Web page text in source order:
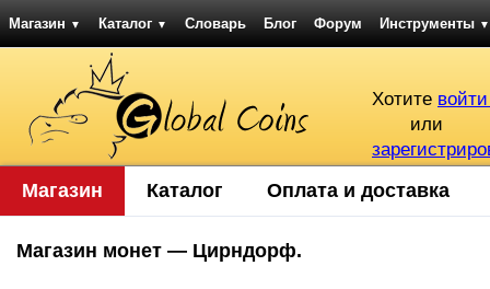
Магазин ▼ Каталог ▼ Словарь Блог Форум Инструменты ▼
Хотите
или
Магазин Каталог Оплата и доставка
Магазин монет — Цирндорф.